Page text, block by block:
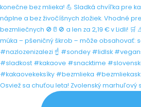
Osviež sa chuťou leta! Zvolenský marhuľový